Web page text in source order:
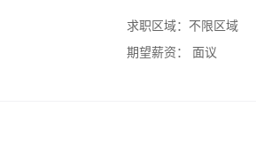
求职区域： 不限区域
期望薪资：
面议